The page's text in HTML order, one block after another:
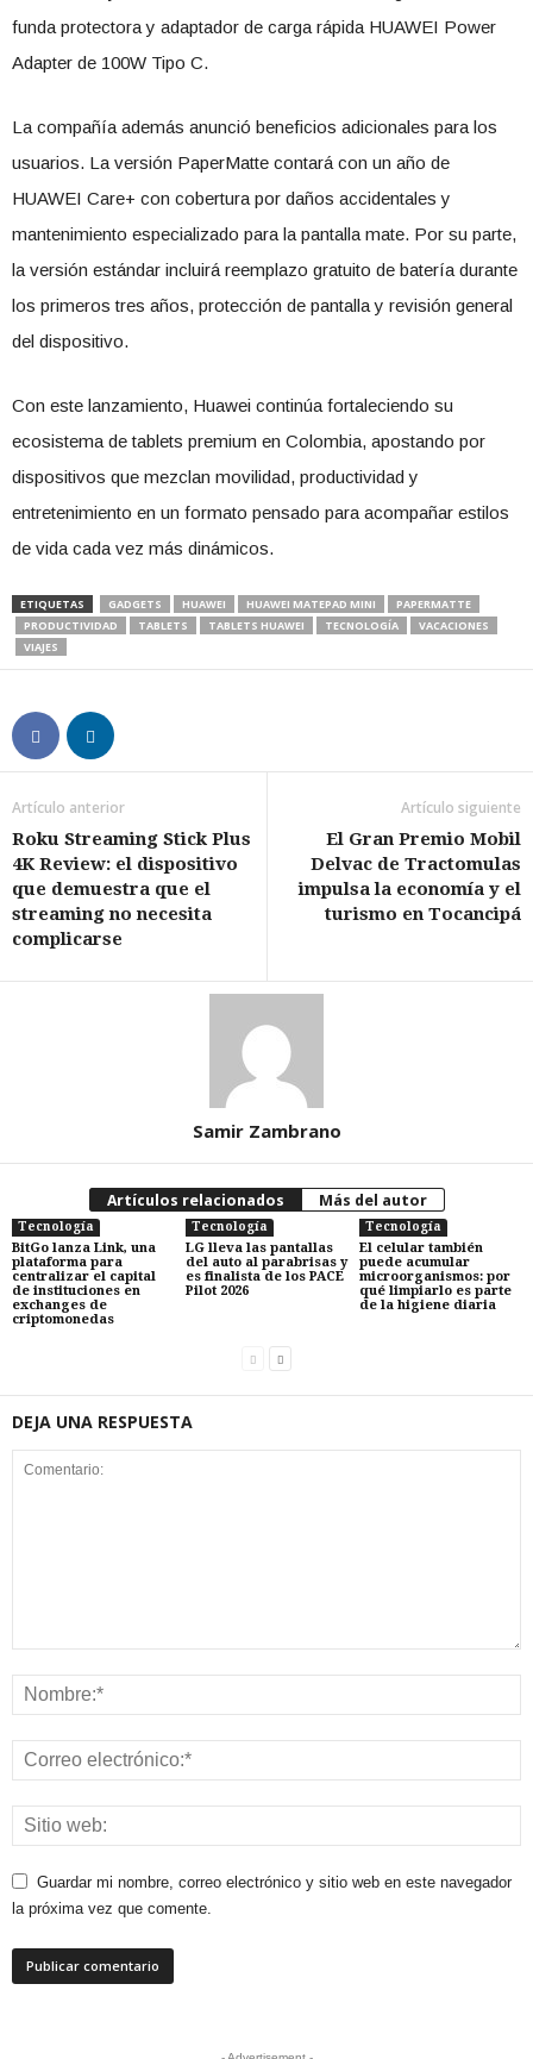
funda protectora y adaptador de carga rápida HUAWEI Power
Adapter de 100W Tipo C.
La compañía además anunció beneficios adicionales para los
usuarios. La versión PaperMatte contará con un año de
HUAWEI Care+ con cobertura por daños accidentales y
mantenimiento especializado para la pantalla mate. Por su parte,
la versión estándar incluirá reemplazo gratuito de batería durante
los primeros tres años, protección de pantalla y revisión general
del dispositivo.
Con este lanzamiento, Huawei continúa fortaleciendo su
ecosistema de tablets premium en Colombia, apostando por
dispositivos que mezclan movilidad, productividad y
entretenimiento en un formato pensado para acompañar estilos
de vida cada vez más dinámicos.
ETIQUETAS GADGETS HUAWEI HUAWEI MATEPAD MINI
PAPERMATTE
PRODUCTIVIDAD
TABLETS TABLETS HUAWEI TECNOLOGÍA
VACACIONES
VIAJES
Artículo anterior
Roku Streaming Stick Plus
4K Review: el dispositivo
que demuestra que el
streaming no necesita
complicarse
Artículo siguiente
El Gran Premio Mobil
Delvac de Tractomulas
impulsa la economía y el
turismo en Tocancipá
Samir Zambrano
Artículos relacionados Más del autor
Tecnología
BitGo lanza Link, una
plataforma para
centralizar el capital
de instituciones en
exchanges de
criptomonedas
Tecnología
LG lleva las pantallas
del auto al parabrisas y
es finalista de los PACE
Pilot 2026
Tecnología
El celular también
puede acumular
microorganismos: por
qué limpiarlo es parte
de la higiene diaria
DEJA UNA RESPUESTA
Guardar mi nombre, correo electrónico y sitio web en este navegador
la próxima vez que comente.